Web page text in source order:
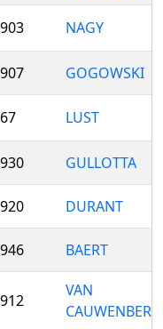
NAGY
GOGOWSKI
LUST
GULLOTTA
DURANT
BAERT
VAN